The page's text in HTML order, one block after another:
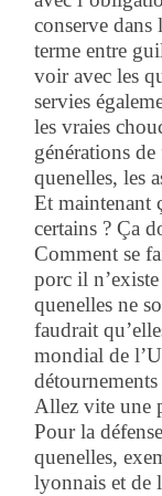
conserve dans
terme entre
voir avec les
servies
les vraies
générations
quenelles, les
Et maintenant
certains ? Ça
Comment se
porc il
quenelles ne
faudrait
mondial de
Allez vite une
Pour la
quenelles,
lyonnais et de